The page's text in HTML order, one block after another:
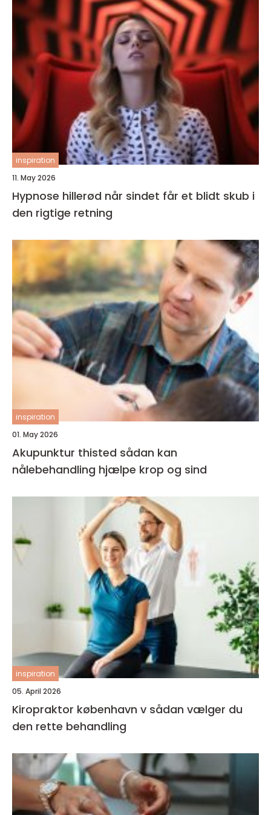
inspiration
11. May 2026
Hypnose hillerød når sindet får et blidt skub i
den rigtige retning
inspiration
01. May 2026
Akupunktur thisted sådan kan
nålebehandling hjælpe krop og sind
inspiration
05. April 2026
Kiropraktor københavn v sådan vælger du
den rette behandling